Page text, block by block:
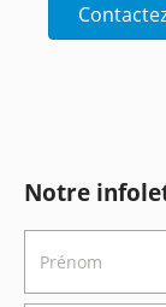
Notre
n